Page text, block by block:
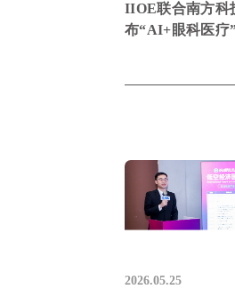
IIOE联合南方科
布“AI+眼科医疗
2026.05.25